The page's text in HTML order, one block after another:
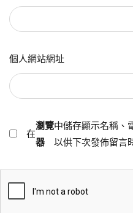
個人網站網址
在
瀏覽
器
中儲存顯示名稱、
以供下次發佈留言